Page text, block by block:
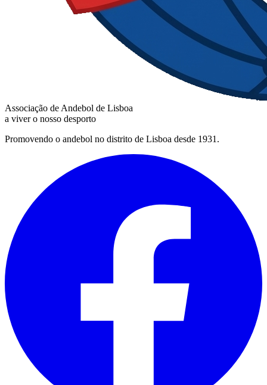
Associação de Andebol de Lisboa
a viver o nosso desporto
Promovendo o andebol no distrito de Lisboa desde 1931.